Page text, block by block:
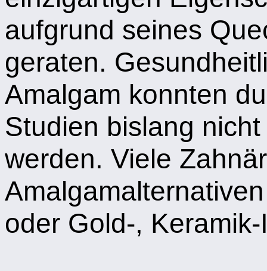
aufgrund seines
geraten.
Amalgam konnten
Studien bislang
werden. Viele
oder Gold-,